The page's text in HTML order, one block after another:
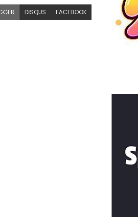
DISQUS FACEBOOK